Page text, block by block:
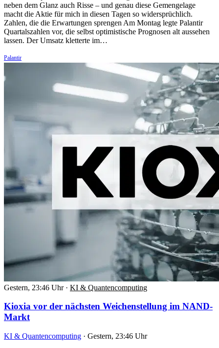
neben dem Glanz auch Risse – und genau diese Gemengelage
macht die Aktie für mich in diesen Tagen so widersprüchlich.
Zahlen, die die Erwartungen sprengen Am Montag legte Palantir
Quartalszahlen vor, die selbst optimistische Prognosen alt aussehen
lassen. Der Umsatz kletterte im…
Palantir
Gestern, 23:46 Uhr · KI & Quantencomputing
Kioxia vor der nächsten Weichenstellung im NAND-
Markt
KI & Quantencomputing · Gestern, 23:46 Uhr